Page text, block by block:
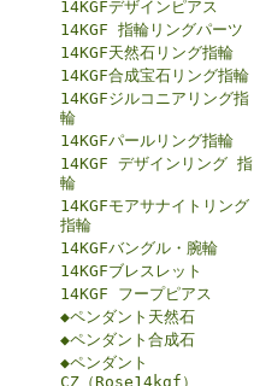
14KGFデザインピアス
14KGF 指輪リングパーツ
14KGF天然石リング指輪
14KGF合成宝石リング指輪
14KGFジルコニアリング指
輪
14KGFパールリング指輪
14KGF デザインリング 指
輪
14KGFモアサナイトリング
指輪
14KGFバングル・腕輪
14KGFブレスレット
14KGF フープピアス
◆ペンダント天然石
◆ペンダント合成石
◆ペンダント
CZ（Rose14kgf）